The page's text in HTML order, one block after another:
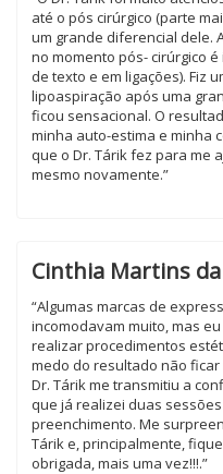
até o pós cirúrgico (parte
um grande diferencial dele.
no momento pós- cirúrgico
de texto e em ligações). Fiz
lipoaspiração após uma
ficou sensacional. O
minha auto-estima e minha
que o Dr. Tárik fez para me
mesmo novamente.”
Cinthia Martins
“Algumas marcas de
incomodavam muito, mas
realizar procedimentos
medo do resultado não
Dr. Tárik me transmitiu a
que já realizei duas
preenchimento. Me
Tárik e, principalmente,
obrigada, mais uma vez!!!.”